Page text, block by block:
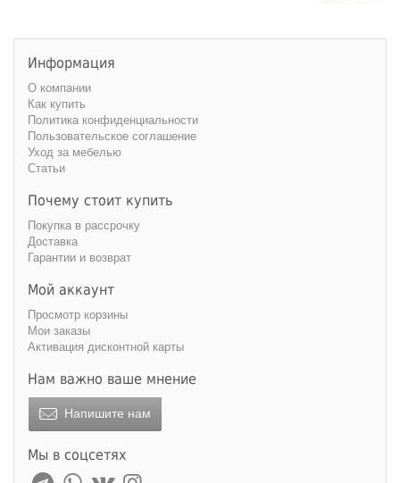
Информация
О компании
Как купить
Политика конфиденциальности
Пользовательское соглашение
Уход за мебелью
Статьи
Почему стоит купить
Покупка в рассрочку
Доставка
Гарантии и возврат
Мой аккаунт
Просмотр корзины
Мои заказы
Активация дисконтной карты
Нам важно ваше мнение
Напишите нам
Мы в соцсетях